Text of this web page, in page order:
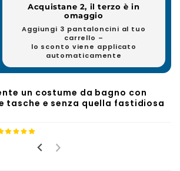
Acquistane 2, il terzo è in
omaggio
Aggiungi 3 pantaloncini al tuo
carrello –
lo sconto viene applicato
automaticamente
un costume da bagno con
tasche e senza quella fastidiosa